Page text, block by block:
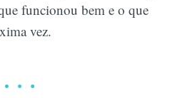
funcionou bem e o que
vez.